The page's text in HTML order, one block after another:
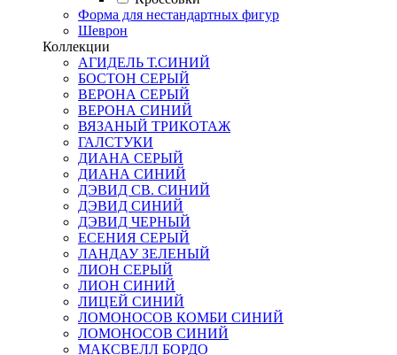
Форма для нестандартных фигур
Шеврон
Коллекции
АГИДЕЛЬ Т.СИНИЙ
БОСТОН СЕРЫЙ
ВЕРОНА СЕРЫЙ
ВЕРОНА СИНИЙ
ВЯЗАНЫЙ ТРИКОТАЖ
ГАЛСТУКИ
ДИАНА СЕРЫЙ
ДИАНА СИНИЙ
ДЭВИД СВ. СИНИЙ
ДЭВИД СИНИЙ
ДЭВИД ЧЕРНЫЙ
ЕСЕНИЯ СЕРЫЙ
ЛАНДАУ ЗЕЛЕНЫЙ
ЛИОН СЕРЫЙ
ЛИОН СИНИЙ
ЛИЦЕЙ СИНИЙ
ЛОМОНОСОВ КОМБИ СИНИЙ
ЛОМОНОСОВ СИНИЙ
МАКСВЕЛЛ БОРДО